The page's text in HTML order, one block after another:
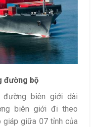
đường bộ
đường biên giới dài
biên giới đi theo
giáp giữa 07 tỉnh của